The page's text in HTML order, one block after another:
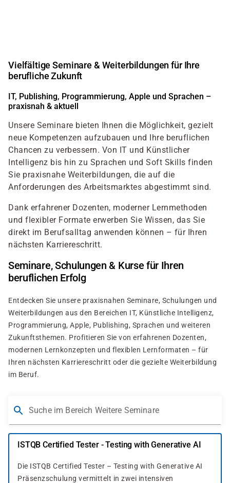
Vielfältige Seminare & Weiterbildungen für Ihre
berufliche Zukunft
IT, Publishing, Programmierung, Apple und Sprachen –
praxisnah & aktuell
Unsere Seminare bieten Ihnen die Möglichkeit, gezielt
neue Kompetenzen aufzubauen und Ihre beruflichen
Chancen zu verbessern. Von IT und Künstlicher
Intelligenz bis hin zu Sprachen und Soft Skills finden
Sie praxisnahe Weiterbildungen, die auf die
Anforderungen des Arbeitsmarktes abgestimmt sind.
Dank erfahrener Dozenten, moderner Lernmethoden
und flexibler Formate erwerben Sie Wissen, das Sie
direkt im Berufsalltag anwenden können – für Ihren
nächsten Karriereschritt.
Seminare, Schulungen & Kurse für Ihren
beruflichen Erfolg
Entdecken Sie unsere praxisnahen Seminare, Schulungen und
Weiterbildungen aus den Bereichen IT, Künstliche Intelligenz,
Programmierung, Apple, Publishing, Sprachen und weiteren
Zukunftsthemen. Profitieren Sie von erfahrenen Dozenten,
modernen Lernkonzepten und flexiblen Lernformaten – für
Ihren nächsten Karriereschritt oder die gezielte Weiterbildung
im Beruf.
Suche im Bereich Weitere Seminare
ISTQB Certified Tester - Testing with Generative AI
Die ISTQB Certified Tester – Testing with Generative AI
Präsenzschulung vermittelt in zwei intensiven